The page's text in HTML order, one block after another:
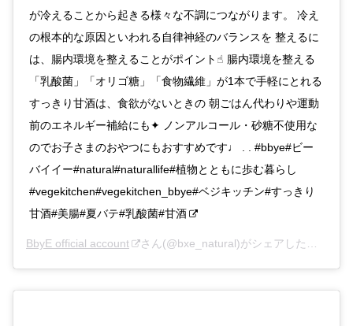
が冷えることから起きる様々な不調につながります。 冷え
の根本的な原因といわれる自律神経のバランスを 整えるに
は、腸内環境を整えることがポイント☝︎ 腸内環境を整える
「乳酸菌」「オリゴ糖」「食物繊維」が1本で手軽にとれる
すっきり甘酒は、食欲がないときの 朝ごはん代わりや運動
前のエネルギー補給にも✦ ノンアルコール・砂糖不使用な
のでお子さまのおやつにもおすすめです♩ . . #bbye#ビー
バイイー#natural#naturallife#植物とともに歩む暮らし
#vegekitchen#vegekitchen_bbye#ベジキッチン#すっきり
甘酒#美腸#夏バテ#乳酸菌#甘酒
BbyE official account さん(@bxe_natural)がシェアした投稿 –